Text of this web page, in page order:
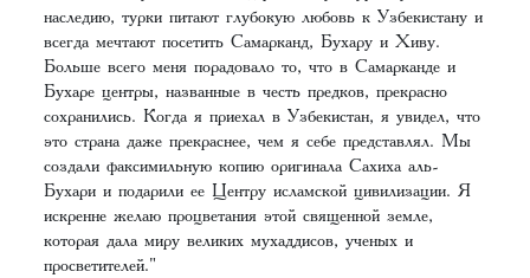
наследию, турки питают глубокую любовь к Узбекистану и
всегда мечтают посетить Самарканд, Бухару и Хиву.
Больше всего меня порадовало то, что в Самарканде и
Бухаре центры, названные в честь предков, прекрасно
сохранились. Когда я приехал в Узбекистан, я увидел, что
это страна даже прекраснее, чем я себе представлял. Мы
создали факсимильную копию оригинала Сахиха аль-
Бухари и подарили ее Центру исламской цивилизации. Я
искренне желаю процветания этой священной земле,
которая дала миру великих мухаддисов, ученых и
просветителей."